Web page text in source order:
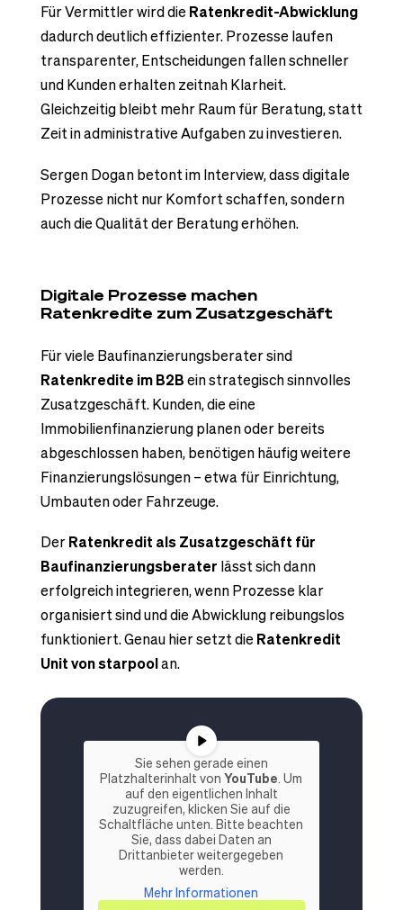
Für Vermittler wird die Ratenkredit-Abwicklung
dadurch deutlich effizienter. Prozesse laufen
transparenter, Entscheidungen fallen schneller
und Kunden erhalten zeitnah Klarheit.
Gleichzeitig bleibt mehr Raum für Beratung, statt
Zeit in administrative Aufgaben zu investieren.
Sergen Dogan betont im Interview, dass digitale
Prozesse nicht nur Komfort schaffen, sondern
auch die Qualität der Beratung erhöhen.
Digitale Prozesse machen
Ratenkredite zum Zusatzgeschäft
Für viele Baufinanzierungsberater sind
Ratenkredite im B2Bein strategisch sinnvolles
Zusatzgeschäft. Kunden, die eine
Immobilienfinanzierung planen oder bereits
abgeschlossen haben, benötigen häufig weitere
Finanzierungslösungen – etwa für Einrichtung,
Umbauten oder Fahrzeuge.
DerRatenkredit als Zusatzgeschäft für
Baufinanzierungsberater lässt sich dann
erfolgreich integrieren, wenn Prozesse klar
organisiert sind und die Abwicklung reibungslos
funktioniert. Genau hier setzt die Ratenkredit
Unit von starpoolan.
Sie sehen gerade einen
Platzhalterinhalt vonYouTube. Um
auf den eigentlichen Inhalt
zuzugreifen, klicken Sie auf die
Schaltfläche unten. Bitte beachten
Sie, dass dabei Daten an
Drittanbieter weitergegeben
werden.
Mehr Informationen